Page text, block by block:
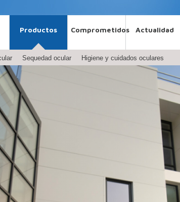
Productos
Sequedad ocular Higiene y cuidados oculares
Comprometidos Actualidad